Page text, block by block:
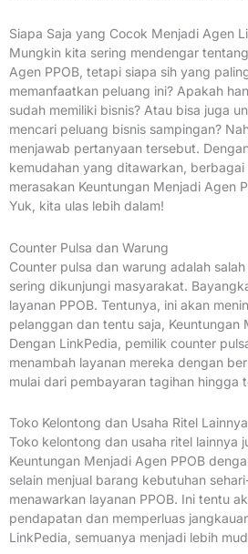
Siapa Saja yang Cocok Menjadi Agen
Mungkin kita sering mendengar
Agen PPOB, tetapi siapa sih yang
memanfaatkan peluang ini? Apakah
sudah memiliki bisnis? Atau bisa juga
mencari peluang bisnis sampingan?
menjawab pertanyaan tersebut.
kemudahan yang ditawarkan, berbagai
merasakan Keuntungan Menjadi Agen
Yuk, kita ulas lebih dalam!
Counter Pulsa dan Warung
Counter pulsa dan warung adalah
sering dikunjungi masyarakat.
layanan PPOB. Tentunya, ini akan
pelanggan dan tentu saja, Keuntungan
Dengan LinkPedia, pemilik counter
menambah layanan mereka dengan
mulai dari pembayaran tagihan hingga
Toko Kelontong dan Usaha Ritel Lainnya
Toko kelontong dan usaha ritel lainnya
Keuntungan Menjadi Agen PPOB
selain menjual barang kebutuhan
menawarkan layanan PPOB. Ini tentu
pendapatan dan memperluas
LinkPedia, semuanya menjadi lebih